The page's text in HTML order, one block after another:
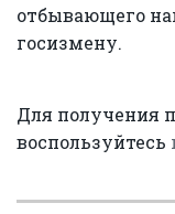
отбывающего
госизмену.
Для получения
воспользуйтесь